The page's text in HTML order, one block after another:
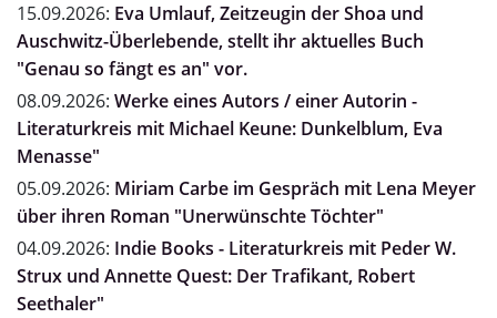
15.09.2026: Eva Umlauf, Zeitzeugin der Shoa und
Auschwitz-Überlebende, stellt ihr aktuelles Buch
"Genau so fängt es an" vor.
08.09.2026: Werke eines Autors / einer Autorin -
Literaturkreis mit Michael Keune: Dunkelblum, Eva
Menasse"
05.09.2026: Miriam Carbe im Gespräch mit Lena Meyer
über ihren Roman "Unerwünschte Töchter"
04.09.2026: Indie Books - Literaturkreis mit Peder W.
Strux und Annette Quest: Der Trafikant, Robert
Seethaler"